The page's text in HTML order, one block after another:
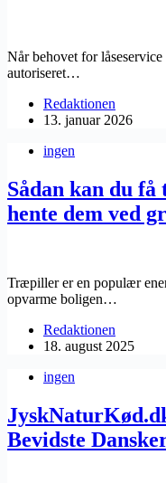
Når behovet for
autoriseret…
Redaktionen
13. januar 2026
ingen
Sådan kan du
hente dem ved
Træpiller er en populær
opvarme boligen…
Redaktionen
18. august 2025
ingen
Bevidste